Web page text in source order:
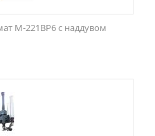
M-221BP6 с наддувом